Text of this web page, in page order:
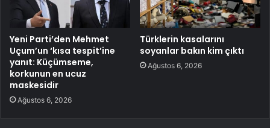
Yeni Parti’den Mehmet
Uçum’un ‘kısa tespit’ine
yanıt: Küçümseme,
korkunun en ucuz
maskesidir
Ağustos 6, 2026
Türklerin kasalarını
soyanlar bakın kim çıktı
Ağustos 6, 2026